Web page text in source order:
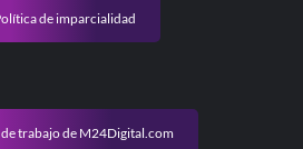
de imparcialidad
trabajo de M24Digital.com